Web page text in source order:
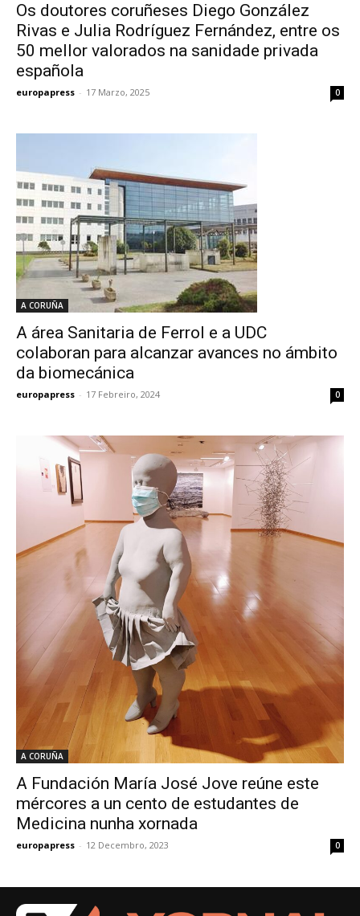
Os doutores coruñeses Diego González
Rivas e Julia Rodríguez Fernández, entre os
50 mellor valorados na sanidade privada
española
europapress - 17 Marzo, 2025 0
A CORUÑA
A área Sanitaria de Ferrol e a UDC
colaboran para alcanzar avances no ámbito
da biomecánica
europapress - 17 Febreiro, 2024 0
A CORUÑA
A Fundación María José Jove reúne este
mércores a un cento de estudantes de
Medicina nunha xornada
europapress - 12 Decembro, 2023 0